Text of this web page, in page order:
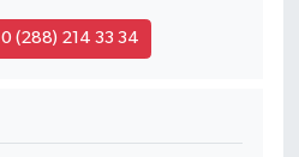
0 (288) 214 33 34